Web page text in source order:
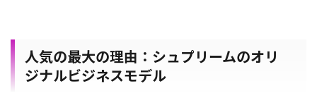
人気の最大の理由：シュプリームのオリ
ジナルビジネスモデル